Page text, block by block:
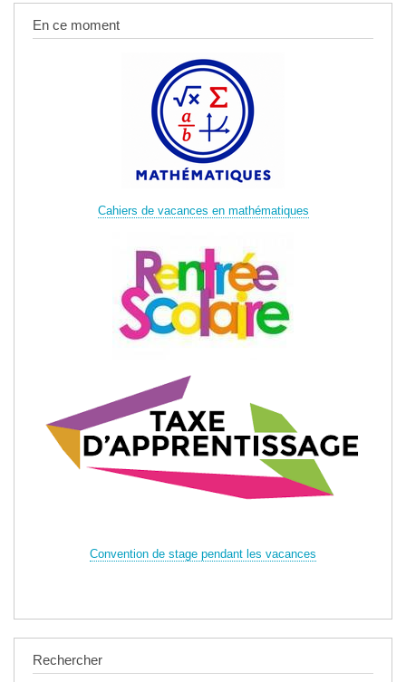
En ce moment
Cahiers de vacances en mathématiques
Convention de stage pendant les vacances
Rechercher